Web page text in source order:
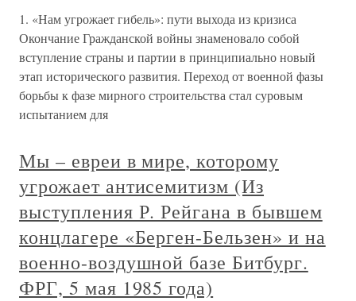
1. «Нам угрожает гибель»: пути выхода из кризиса
Окончание Гражданской войны знаменовало собой
вступление страны и партии в принципиально новый
этап исторического развития. Переход от военной фазы
борьбы к фазе мирного строительства стал суровым
испытанием для
Мы – евреи в мире, которому
угрожает антисемитизм (Из
выступления Р. Рейгана в бывшем
концлагере «Берген-Бельзен» и на
военно-воздушной базе Битбург.
ФРГ, 5 мая 1985 года)